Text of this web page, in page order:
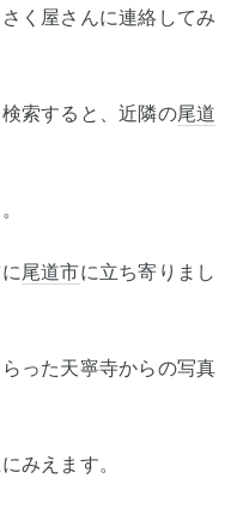
く屋さんに連絡してみ
索すると、近隣の尾道
尾道市に立ち寄りまし
った天寧寺からの写真
みえます。